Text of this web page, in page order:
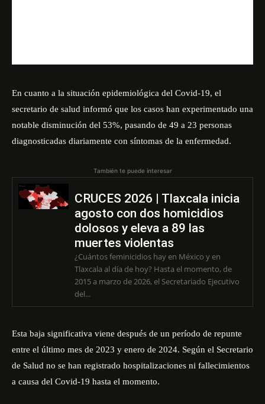
En cuanto a la situación epidemiológica del Covid-19, el
secretario de salud informó que los casos han experimentado una
notable disminución del 53%, pasando de 49 a 23 personas
diagnosticadas diariamente con síntomas de la enfermedad.
También te puede interesar
CRUCES 2026 | Tlaxcala inicia
agosto con dos homicidios
dolosos y eleva a 89 las
muertes violentas
¿Cuántos feminicidios hay en México y en
Tlaxcala al día de hoy? Hasta el momento, de
2015 a marzo de 2026, el Secretariado Ejecutivo
del...
Esta baja significativa viene después de un período de repunte
entre el último mes de 2023 y enero de 2024. Según el Secretario
de Salud no se han registrado hospitalizaciones ni fallecimientos
a causa del Covid-19 hasta el momento.